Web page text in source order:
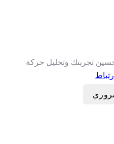
تجربتك وتحليل حركة